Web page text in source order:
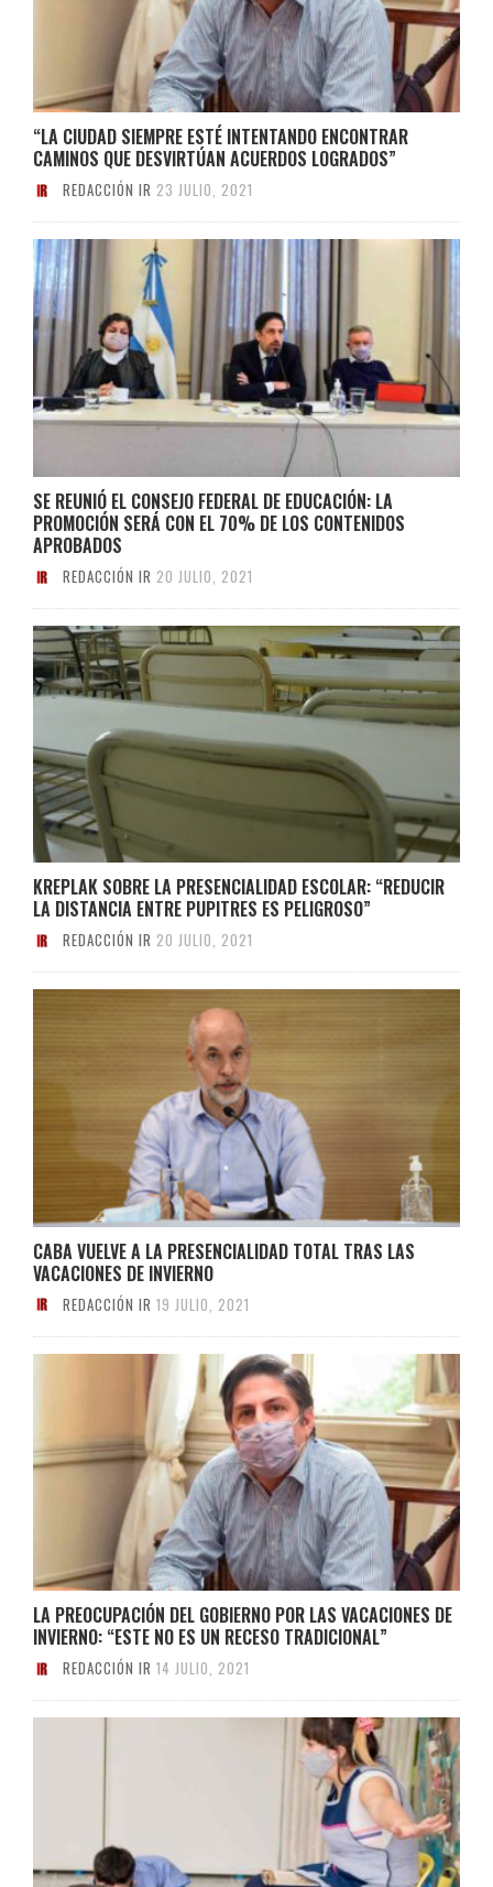
“LA CIUDAD SIEMPRE ESTÉ INTENTANDO ENCONTRAR
CAMINOS QUE DESVIRTÚAN ACUERDOS LOGRADOS”
REDACCIÓN IR 23 JULIO, 2021
SE REUNIÓ EL CONSEJO FEDERAL DE EDUCACIÓN: LA
PROMOCIÓN SERÁ CON EL 70% DE LOS CONTENIDOS
APROBADOS
REDACCIÓN IR 20 JULIO, 2021
KREPLAK SOBRE LA PRESENCIALIDAD ESCOLAR: “REDUCIR
LA DISTANCIA ENTRE PUPITRES ES PELIGROSO”
REDACCIÓN IR 20 JULIO, 2021
CABA VUELVE A LA PRESENCIALIDAD TOTAL TRAS LAS
VACACIONES DE INVIERNO
REDACCIÓN IR 19 JULIO, 2021
LA PREOCUPACIÓN DEL GOBIERNO POR LAS VACACIONES DE
INVIERNO: “ESTE NO ES UN RECESO TRADICIONAL”
REDACCIÓN IR 14 JULIO, 2021